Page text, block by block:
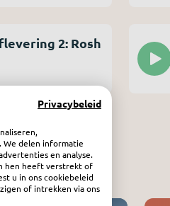
2: Rosh
Privacybeleid
We delen informatie
en analyse.
hen heeft verstrekt of
u in ons cookiebeleid
of intrekken via ons